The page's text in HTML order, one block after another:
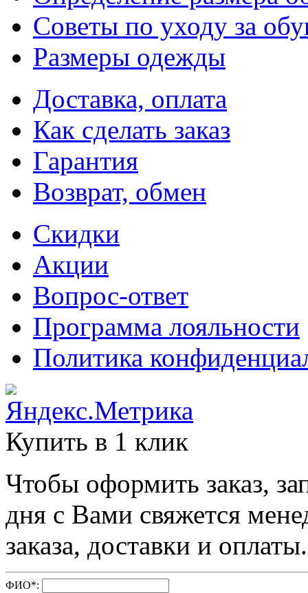
Советы по уходу за
Размеры одежды
Доставка, оплата
Как сделать заказ
Гарантия
Возврат, обмен
Скидки
Акции
Вопрос-ответ
Программа лояльности
Политика
Купить в 1 клик
Чтобы оформить заказ,
дня с Вами свяжется
заказа, доставки и оплаты.
ФИО*: